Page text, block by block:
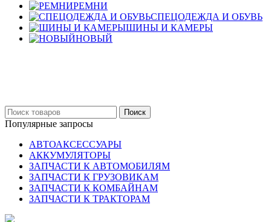
РЕМНИ
СПЕЦОДЕЖДА И ОБУВЬ
ШИНЫ И КАМЕРЫ
НОВЫЙ
Поиск
Популярные запросы
АВТОАКСЕССУАРЫ
АККУМУЛЯТОРЫ
ЗАПЧАСТИ К АВТОМОБИЛЯМ
ЗАПЧАСТИ К ГРУЗОВИКАМ
ЗАПЧАСТИ К КОМБАЙНАМ
ЗАПЧАСТИ К ТРАКТОРАМ